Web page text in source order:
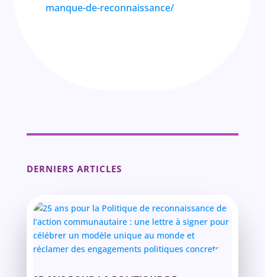
manque-de-reconnaissance/
DERNIERS ARTICLES